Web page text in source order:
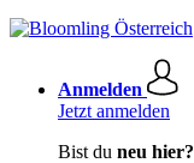
Anmelden
Jetzt anmelden
Bist du neu hier?